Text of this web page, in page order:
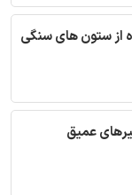
از ستون های سنگی
عمیق